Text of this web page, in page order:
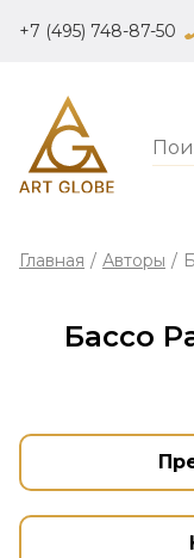
+7 (495) 748-87-50
Главная / Авторы /
Бассо